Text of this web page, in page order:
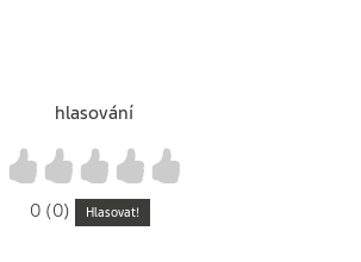
hlasování
4
3
2
1
0 (0) Hlasovat!